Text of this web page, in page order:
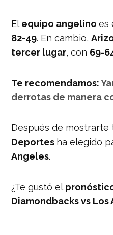
El equipo angelinoes
82-49. En cambio,
tercer lugar, con 69-
Te recomendamos:
derrotas de manera
Después de mostrarte
Deportes ha elegido
Angeles.
¿Te gustó el
Diamondbacks vs